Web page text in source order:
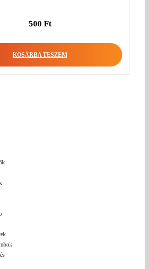
500 Ft
KOSÁRBA TESZEM